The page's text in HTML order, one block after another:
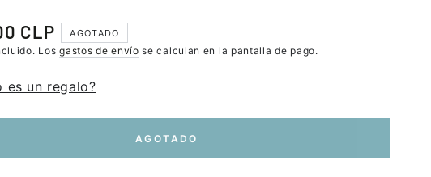
CLP AGOTADO
Losgastos de envío se calculan en la pantalla de pago.
es un regalo?
AGOTADO